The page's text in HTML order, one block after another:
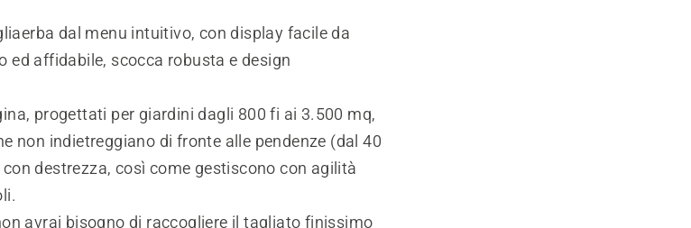
dal menu intuitivo, con display facile da
ed affidabile, scocca robusta e design
progettati per giardini dagli 800 fi ai 3.500 mq,
non indietreggiano di fronte alle pendenze (dal 40
destrezza, così come gestiscono con agilità
avrai bisogno di raccogliere il tagliato finissimo